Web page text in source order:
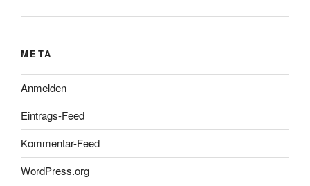
META
Anmelden
Eintrags-Feed
Kommentar-Feed
WordPress.org